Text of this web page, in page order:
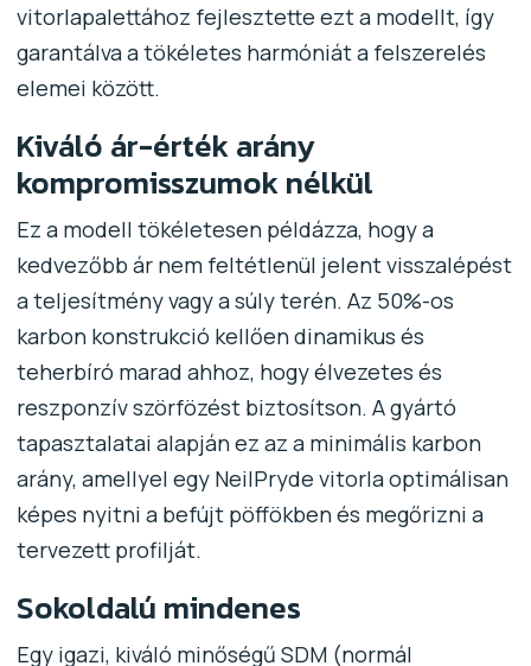
vitorlapalettához fejlesztette ezt a modellt, így
garantálva a tökéletes harmóniát a felszerelés
elemei között.
Kiváló ár-érték arány
kompromisszumok nélkül
Ez a modell tökéletesen példázza, hogy a
kedvezőbb ár nem feltétlenül jelent visszalépést
a teljesítmény vagy a súly terén. Az 50%-os
karbon konstrukció kellően dinamikus és
teherbíró marad ahhoz, hogy élvezetes és
reszponzív szörfözést biztosítson. A gyártó
tapasztalatai alapján ez az a minimális karbon
arány, amellyel egy NeilPryde vitorla optimálisan
képes nyitni a befújt pöffökben és megőrizni a
tervezett profilját.
Sokoldalú mindenes
Egy igazi, kiváló minőségű SDM (normál